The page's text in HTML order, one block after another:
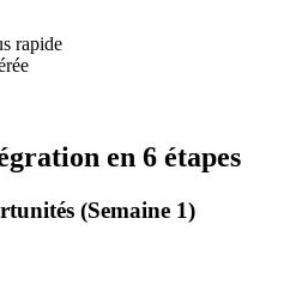
rapide
en 6 étapes
(Semaine 1)